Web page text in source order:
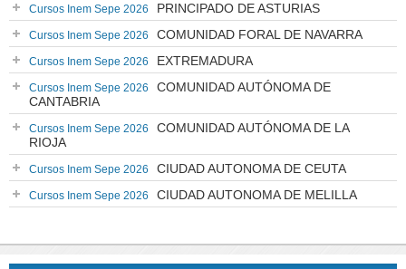
Cursos Inem Sepe 2026 PRINCIPADO DE ASTURIAS
Cursos Inem Sepe 2026 COMUNIDAD FORAL DE NAVARRA
Cursos Inem Sepe 2026 EXTREMADURA
Cursos Inem Sepe 2026
COMUNIDAD AUTÓNOMA DE
CANTABRIA
Cursos Inem Sepe 2026
COMUNIDAD AUTÓNOMA DE LA
RIOJA
Cursos Inem Sepe 2026 CIUDAD AUTONOMA DE CEUTA
Cursos Inem Sepe 2026 CIUDAD AUTONOMA DE MELILLA